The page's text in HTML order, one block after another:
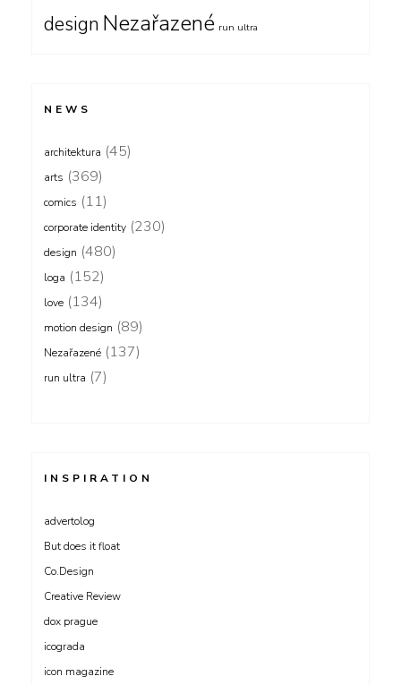
design Nezařazené run ultra
NEWS
architektura (45)
arts (369)
comics (11)
corporate identity (230)
design (480)
loga (152)
love (134)
motion design (89)
Nezařazené (137)
run ultra (7)
INSPIRATION
advertolog
But does it float
Co.Design
Creative Review
dox prague
icograda
icon magazine